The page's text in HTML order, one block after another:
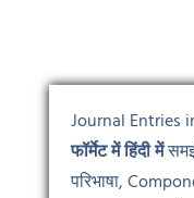
Journal
फॉर्मेट में हिंदी में
परिभाषा,